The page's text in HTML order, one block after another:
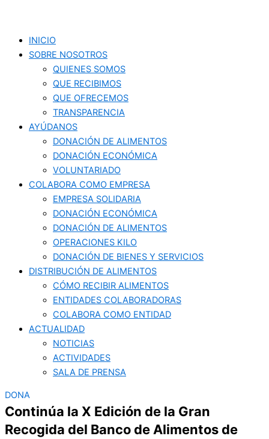
INICIO
SOBRE NOSOTROS
QUIENES SOMOS
QUE RECIBIMOS
QUE OFRECEMOS
TRANSPARENCIA
AYÚDANOS
DONACIÓN DE ALIMENTOS
DONACIÓN ECONÓMICA
VOLUNTARIADO
COLABORA COMO EMPRESA
EMPRESA SOLIDARIA
DONACIÓN ECONÓMICA
DONACIÓN DE ALIMENTOS
OPERACIONES KILO
DONACIÓN DE BIENES Y SERVICIOS
DISTRIBUCIÓN DE ALIMENTOS
CÓMO RECIBIR ALIMENTOS
ENTIDADES COLABORADORAS
COLABORA COMO ENTIDAD
ACTUALIDAD
NOTICIAS
ACTIVIDADES
SALA DE PRENSA
DONA
Continúa la X Edición de la Gran
Recogida del Banco de Alimentos de